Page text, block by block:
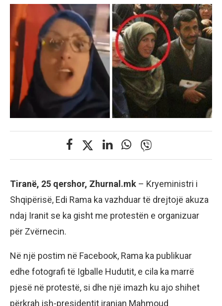
Tiranë, 25 qershor, Zhurnal.mk – Kryeministri i
Shqipërisë, Edi Rama ka vazhduar të drejtojë akuza
ndaj Iranit se ka gisht me protestën e organizuar
për Zvërnecin.
Në një postim në Facebook, Rama ka publikuar
edhe fotografi të Igballe Hudutit, e cila ka marrë
pjesë në protestë, si dhe një imazh ku ajo shihet
përkrah ish-presidentit iranian Mahmoud